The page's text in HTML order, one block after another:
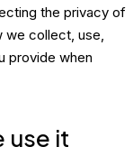
the privacy of
we collect, use,
provide when
use it